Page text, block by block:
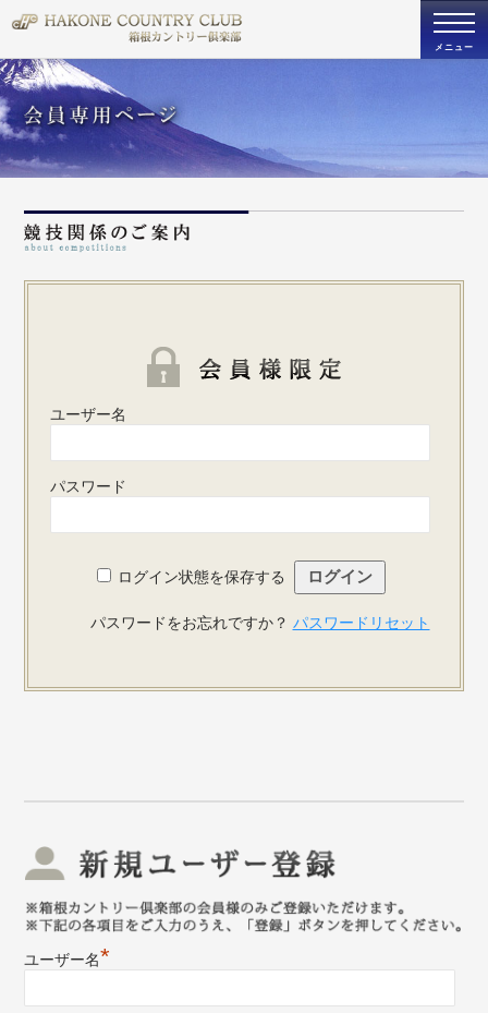
メニュー
ユーザー名
パスワード
ログイン状態を保存する
パスワードをお忘れですか？ パスワードリセット
ユーザー名*